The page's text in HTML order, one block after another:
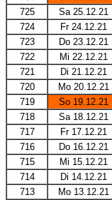
725
Sa 25.12.21
724
Fr 24.12.21
723
Do 23.12.21
722
Mi 22.12.21
721
Di 21.12.21
720
Mo 20.12.21
719
So 19.12.21
718
Sa 18.12.21
717
Fr 17.12.21
716
Do 16.12.21
715
Mi 15.12.21
714
Di 14.12.21
713
Mo 13.12.21